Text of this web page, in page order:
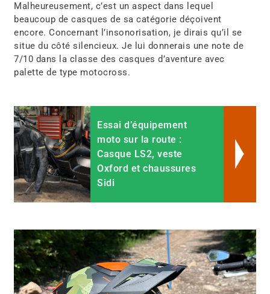
Malheureusement, c’est un aspect dans lequel
beaucoup de casques de sa catégorie déçoivent
encore. Concernant l’insonorisation, je dirais qu’il se
situe du côté silencieux. Je lui donnerais une note de
7/10 dans la classe des casques d’aventure avec
palette de type motocross.
Essai d’équipement
moto sur la route :
Casque LS2, veste
Oxford et chaussures
Sidi